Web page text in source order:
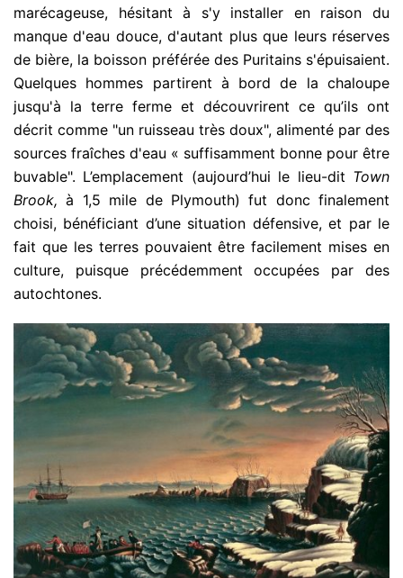
marécageuse, hésitant à s'y installer en raison du
manque d'eau douce, d'autant plus que leurs réserves
de bière, la boisson préférée des Puritains s'épuisaient.
Quelques hommes partirent à bord de la chaloupe
jusqu'à la terre ferme et découvrirent ce qu’ils ont
décrit comme "un ruisseau très doux", alimenté par des
sources fraîches d'eau « suffisamment bonne pour être
buvable". L’emplacement (aujourd’hui le lieu-dit Town
Brook, à 1,5 mile de Plymouth) fut donc finalement
choisi, bénéficiant d’une situation défensive, et par le
fait que les terres pouvaient être facilement mises en
culture, puisque précédemment occupées par des
autochtones.